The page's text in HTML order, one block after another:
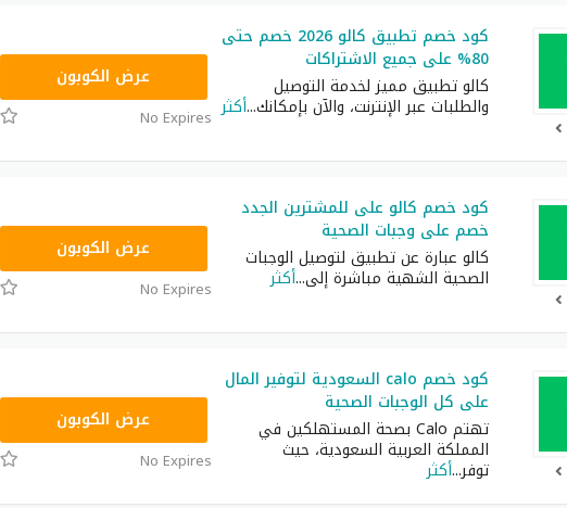
كود خصم تطبيق كالو 2026 خصم حتى
80% على جميع الاشتراكات
كالو تطبيق مميز لخدمة التوصيل
والطلبات عبر الإنترنت، والآن بإمكانك...أكثر
عرض الكوبون
No Expires
كود خصم كالو على للمشترين الجدد
خصم على وجبات الصحية
كالو عبارة عن تطبيق لتوصيل الوجبات
الصحية الشهية مباشرة إلى...أكثر
عرض الكوبون
No Expires
كود خصم calo السعودية لتوفير المال
على كل الوجبات الصحية
تهتم Calo بصحة المستهلكين في
المملكة العربية السعودية، حيث
توفر...أكثر
عرض الكوبون
No Expires